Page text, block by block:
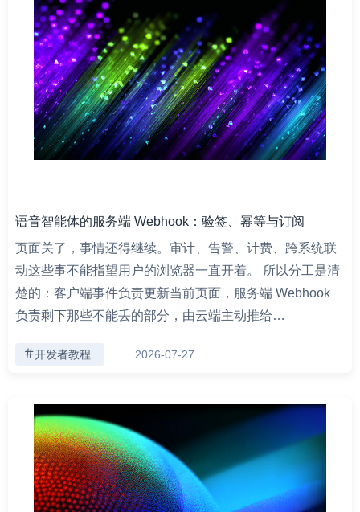
语音智能体的服务端 Webhook：验签、幂等与订阅
页面关了，事情还得继续。审计、告警、计费、跨系统联
动这些事不能指望用户的浏览器一直开着。 所以分工是清
楚的：客户端事件负责更新当前页面，服务端 Webhook
负责剩下那些不能丢的部分，由云端主动推给…
开发者教程 2026-07-27